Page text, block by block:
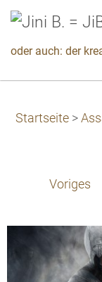
oder auch: der
Startseite >
Voriges